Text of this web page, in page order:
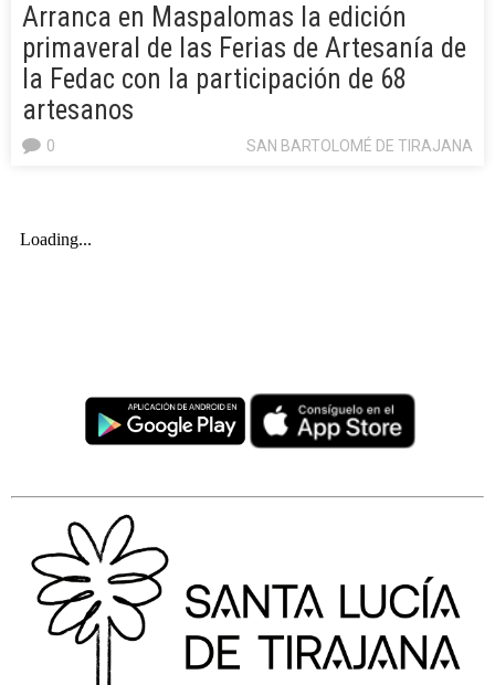
Arranca en Maspalomas la edición
primaveral de las Ferias de Artesanía de
la Fedac con la participación de 68
artesanos
SAN BARTOLOMÉ DE TIRAJANA
0